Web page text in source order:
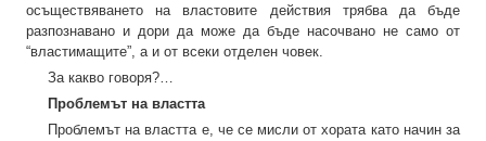
осъществяването на властовите действия трябва да бъде
разпознавано и дори да може да бъде насочвано не само от
“властимащите”, а и от всеки отделен човек.
За какво говоря?…
Проблемът на властта
Проблемът на властта е, че се мисли от хората като начин за